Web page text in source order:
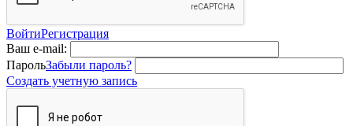
ВойтиРегистрация
Ваш e-mail:
ПарольЗабыли пароль?
Создать учетную запись